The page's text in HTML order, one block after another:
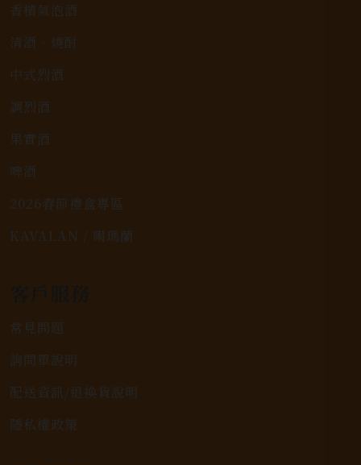
香檳氣泡酒
清酒、燒酎
中式烈酒
調烈酒
果實酒
啤酒
2026春節禮盒專區
KAVALAN / 噶瑪蘭
常見問題
詢問單說明
配送資訊/退換貨說明
隱私權政策